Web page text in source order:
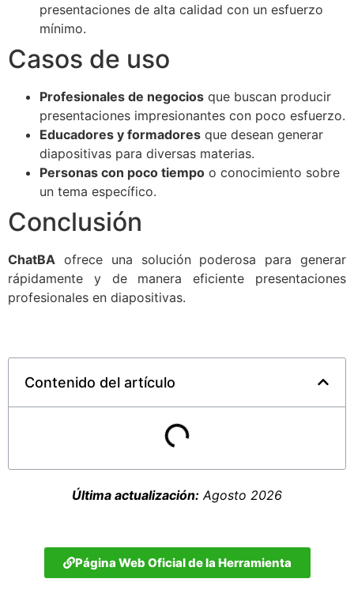
presentaciones de alta calidad con un esfuerzo
mínimo.
Casos de uso
Profesionales de negocios que buscan producir
presentaciones impresionantes con poco esfuerzo.
Educadores y formadores que desean generar
diapositivas para diversas materias.
Personas con poco tiempo o conocimiento sobre
un tema específico.
Conclusión
ChatBA ofrece una solución poderosa para generar
rápidamente y de manera eficiente presentaciones
profesionales en diapositivas.
Contenido del artículo
Última actualización: Agosto 2026
Página Web Oficial de la Herramienta